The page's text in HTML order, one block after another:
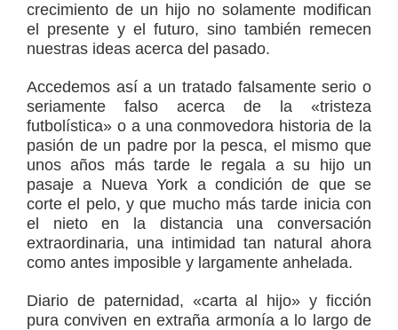
crecimiento de un hijo no solamente modifican
el presente y el futuro, sino también remecen
nuestras ideas acerca del pasado.
Accedemos así a un tratado falsamente serio o
seriamente falso acerca de la «tristeza
futbolística» o a una conmovedora historia de la
pasión de un padre por la pesca, el mismo que
unos años más tarde le regala a su hijo un
pasaje a Nueva York a condición de que se
corte el pelo, y que mucho más tarde inicia con
el nieto en la distancia una conversación
extraordinaria, una intimidad tan natural ahora
como antes imposible y largamente anhelada.
Diario de paternidad, «carta al hijo» y ficción
pura conviven en extraña armonía a lo largo de